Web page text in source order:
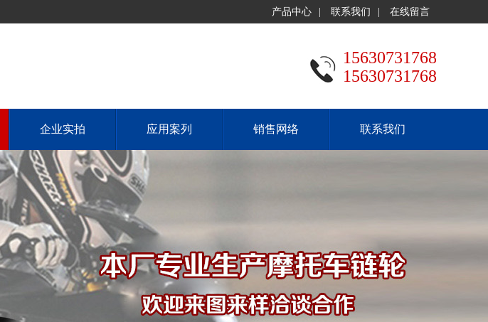
产品中心 联系我们 在线留言
15630731768
15630731768
企业实拍 应用案列 销售网络 联系我们